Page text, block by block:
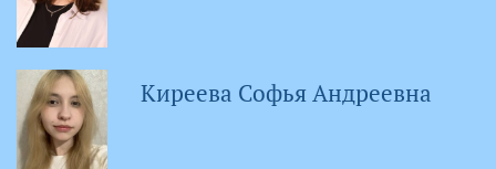
Киреева Софья Андреевна